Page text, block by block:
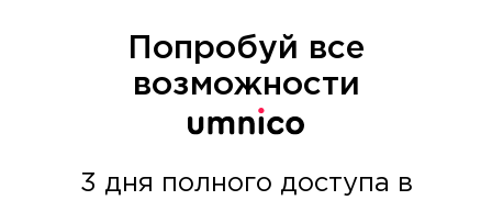
Попробуй все
возможности
3 дня полного доступа в